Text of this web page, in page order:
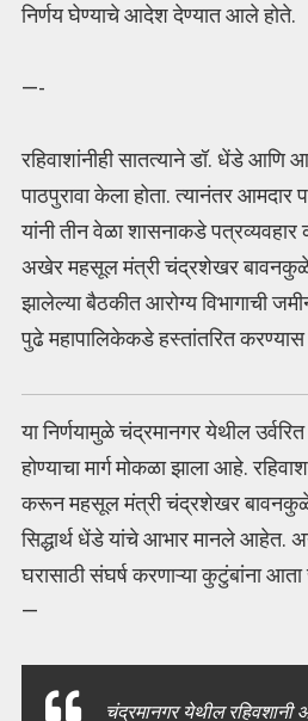
निर्णय घेण्याचे आदेश देण्यात आले होते.
—-
रहिवाशांनीही सातत्याने डॉ. धेंडे आणि
पाठपुरावा केला होता. त्यानंतर आमदार
यांनी तीन वेळा शासनाकडे
अखेर महसूल मंत्री चंद्रशेखर बावनकुळे
झालेल्या बैठकीत आरोग्य विभागाची
पुढे महापालिकेकडे हस्तांतरित करण्यास
या निर्णयामुळे चंद्रमानगर येथील
होण्याचा मार्ग मोकळा झाला आहे.
करून महसूल मंत्री चंद्रशेखर बावनकुळे,
सिद्धार्थ धेंडे यांचे आभार मानले आहेत.
घरासाठी संघर्ष करणाऱ्या कुटुंबांना
—
चंद्रमानगर येथील रहिवशानी